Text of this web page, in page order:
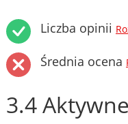
Liczba opinii
Średnia ocena
3.4